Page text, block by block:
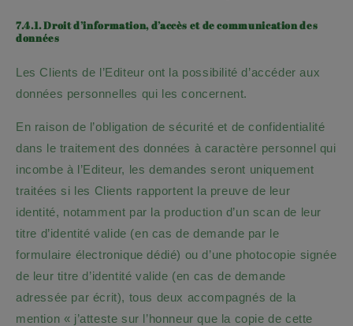
7.4.1. Droit d’information, d’accès et de communication des
données
Les Clients de l’Editeur ont la possibilité d’accéder aux
données personnelles qui les concernent.
En raison de l’obligation de sécurité et de confidentialité
dans le traitement des données à caractère personnel qui
incombe à l’Editeur, les demandes seront uniquement
traitées si les Clients rapportent la preuve de leur
identité, notamment par la production d’un scan de leur
titre d’identité valide (en cas de demande par le
formulaire électronique dédié) ou d’une photocopie signée
de leur titre d’identité valide (en cas de demande
adressée par écrit), tous deux accompagnés de la
mention « j’atteste sur l’honneur que la copie de cette